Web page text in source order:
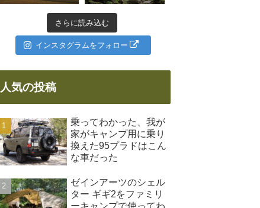
さらに読み込む
インスタグラムをフォロー
人気の投稿
乗ってわかった、我が
家がキャンプ用に乗り
換えた95プラドはこん
な車だった
ゼインアーツのシェル
ター ギギ2をファミリ
ーキャンプで使ってわ